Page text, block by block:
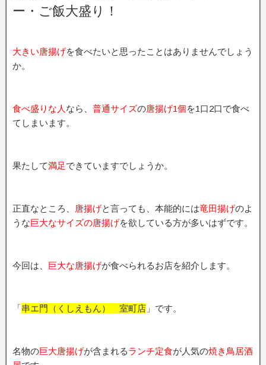
ー・ご飯大盛り！
大きい唐揚げを食べたいと思ったことはありませんでしょう
か。
食べ盛りな人 なら、 普通サイズの唐揚げ1個を1口2口で食べ
てしまいます。
果たして満足できていますでしょうか。
正直なところ、 唐揚げと言っても、本能的には竜田揚げのよ
うな巨大なサイズの唐揚げを欲している方が多いはずです。
今回は、 巨大な唐揚げが食べられるお店を紹介します。
「串エ門（くしえもん） 室町店 」です。
名物の巨大唐揚げが含まれるランチ定食が人気の焼き鳥居酒